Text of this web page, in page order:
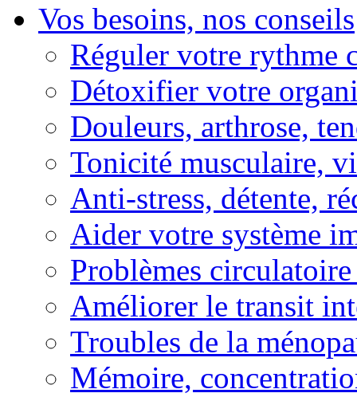
Vos besoins, nos conseils
Réguler votre rythme
Détoxifier votre
Douleurs, arthrose,
Tonicité musculaire,
Anti-stress, détente,
Aider votre système
Problèmes
Améliorer le transit
Troubles de la
Mémoire,